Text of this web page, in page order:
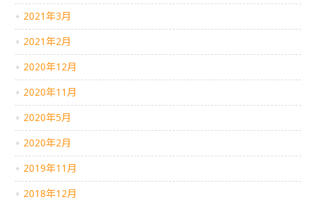
2021年3月
2021年2月
2020年12月
2020年11月
2020年5月
2020年2月
2019年11月
2018年12月